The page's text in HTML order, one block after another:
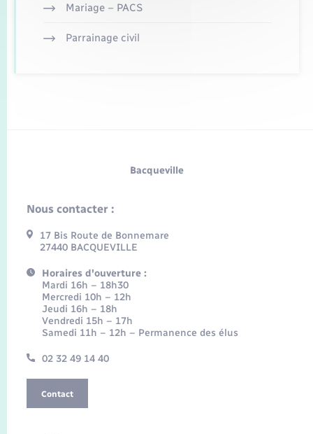
Mariage – PACS
Parrainage civil
Bacqueville
Nous contacter :
17 Bis Route de Bonnemare
27440 BACQUEVILLE
Horaires d'ouverture :
Mardi 16h – 18h30
Mercredi 10h – 12h
Jeudi 16h – 18h
Vendredi 15h – 17h
Samedi 11h – 12h – Permanence des élus
02 32 49 14 40
Contact